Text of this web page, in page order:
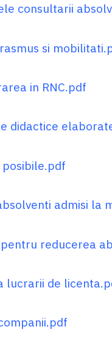
consultarii
si
in RNC.pdf
didactice
posibile.pdf
admisi la
reducerea
lucrarii de